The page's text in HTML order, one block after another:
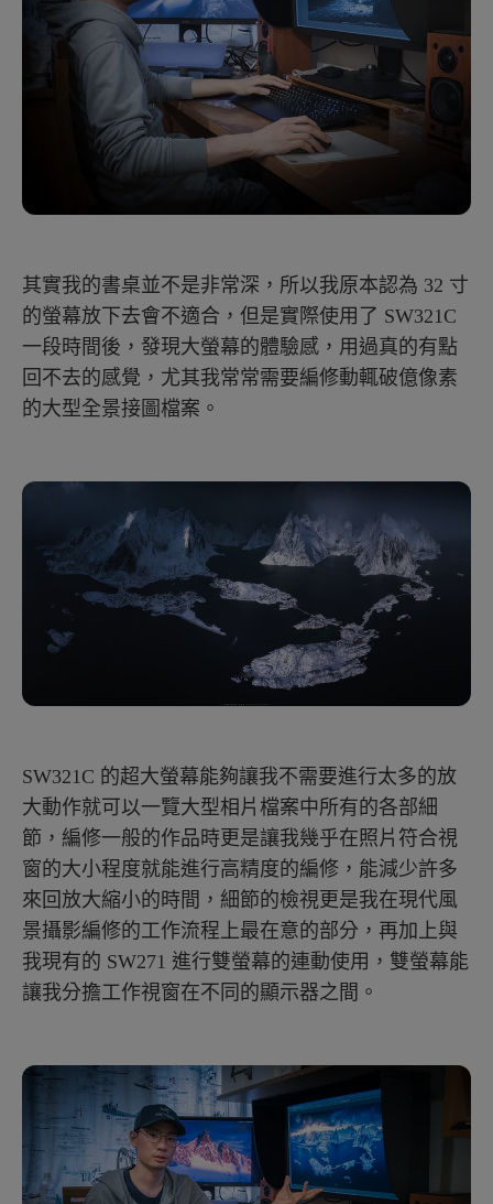
其實我的書桌並不是非常深，所以我原本認為 32 寸
的螢幕放下去會不適合，但是實際使用了 SW321C
一段時間後，發現大螢幕的體驗感，用過真的有點
回不去的感覺，尤其我常常需要編修動輒破億像素
的大型全景接圖檔案。
SW321C 的超大螢幕能夠讓我不需要進行太多的放
大動作就可以一覽大型相片檔案中所有的各部細
節，編修一般的作品時更是讓我幾乎在照片符合視
窗的大小程度就能進行高精度的編修，能減少許多
來回放大縮小的時間，細節的檢視更是我在現代風
景攝影編修的工作流程上最在意的部分，再加上與
我現有的 SW271 進行雙螢幕的連動使用，雙螢幕能
讓我分擔工作視窗在不同的顯示器之間。